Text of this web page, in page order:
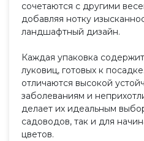
сочетаются с другими
добавляя нотку
ландшафтный дизайн.
Каждая упаковка
луковиц, готовых к
отличаются высокой
заболеваниям и
делает их идеальным
садоводов, так и для
цветов.